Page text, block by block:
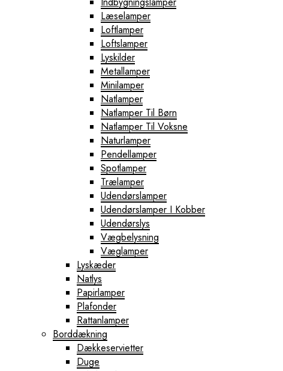
Læselamper
Loftlamper
Loftslamper
Lyskilder
Metallamper
Minilamper
Natlamper
Natlamper Til Børn
Natlamper Til Voksne
Naturlamper
Pendellamper
Spotlamper
Trælamper
Udendørslamper
Udendørslamper I Kobber
Udendørslys
Vægbelysning
Væglamper
Lyskæder
Natlys
Papirlamper
Plafonder
Rattanlamper
Borddækning
Dækkeservietter
Duge